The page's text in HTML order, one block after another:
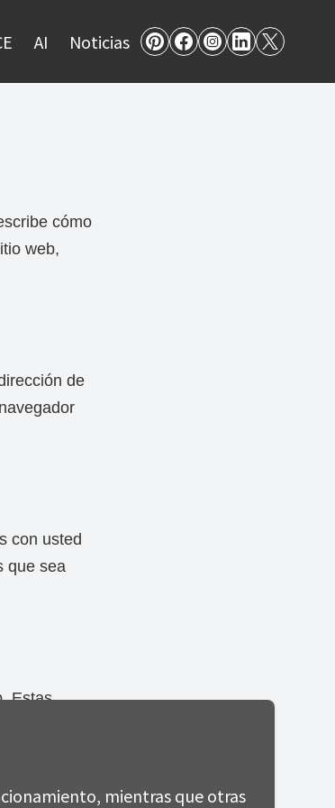
AI Noticias
cómo
web,
de
con usted
que sea
Estas
podemos
y
mientras que otras